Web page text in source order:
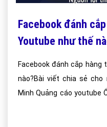
Facebook đánh
Youtube như thế
Facebook đánh cắp
nào?Bài viết chia sẻ cho
Minh Quảng cáo youtube